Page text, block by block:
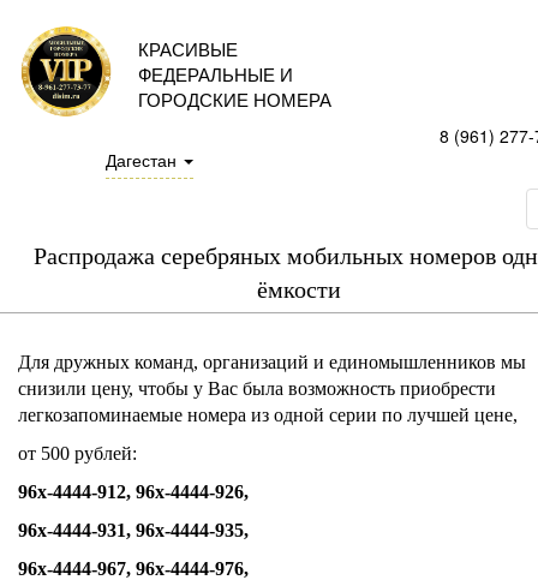
КРАСИВЫЕ
ФЕДЕРАЛЬНЫЕ И
ГОРОДСКИЕ НОМЕРА
Дагестан
8 (961)
Распродажа серебряных мобильных номеров
ёмкости
Для дружных команд, организаций и единомышленников мы
снизили цену, чтобы у Вас была возможность приобрести
легкозапоминаемые номера из одной серии по лучшей цене,
от 500 рублей:
96х-4444-912, 96х-4444-926,
96х-4444-931, 96х-4444-935,
96х-4444-967, 96х-4444-976,